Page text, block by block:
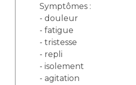
Symptômes :
- douleur
- fatigue
- tristesse
- repli
- isolement
- agitation